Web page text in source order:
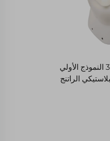
OEM مخصص 3D النموذج الأولي
الراتنج